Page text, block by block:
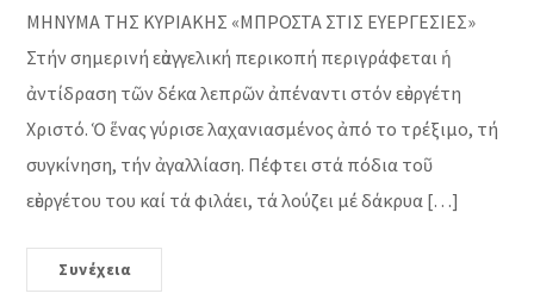
ΜΗΝΥΜΑ ΤΗΣ ΚΥΡΙΑΚΗΣ «ΜΠΡΟΣΤΑ ΣΤΙΣ ΕΥΕΡΓΕΣΙΕΣ»
Στήν σημερινή εὐαγγελική περικοπή περιγράφεται ἡ
ἀντίδραση τῶν δέκα λεπρῶν ἀπέναντι στόν εὐεργέτη
Χριστό. Ὁ ἕνας γύρισε λαχανιασμένος ἀπό το τρέξιμο, τή
συγκίνηση, τήν ἀγαλλίαση. Πέφτει στά πόδια τοῦ
εὐεργέτου του καί τά φιλάει, τά λούζει μέ δάκρυα […]
Συνέχεια